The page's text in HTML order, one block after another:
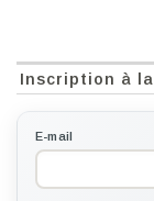
Inscription à
E-mail